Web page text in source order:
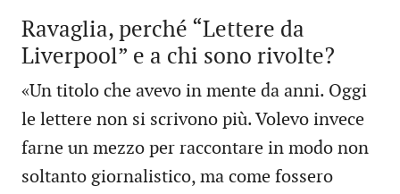
Ravaglia, perché “Lettere da
Liverpool” e a chi sono rivolte?
«Un titolo che avevo in mente da anni. Oggi
le lettere non si scrivono più. Volevo invece
farne un mezzo per raccontare in modo non
soltanto giornalistico, ma come fossero